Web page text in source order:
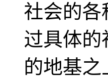
社会的各
过具体
的地基